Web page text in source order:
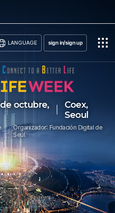
LANGUAGE sign in/sign up
octubre,
Coex,
Seoul
Organizador: Fundación Digital de
Seúl